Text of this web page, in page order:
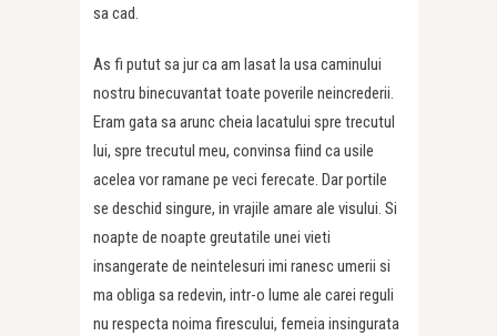
sa cad.
As fi putut sa jur ca am lasat la usa caminului
nostru binecuvantat toate poverile neincrederii.
Eram gata sa arunc cheia lacatului spre trecutul
lui, spre trecutul meu, convinsa fiind ca usile
acelea vor ramane pe veci ferecate. Dar portile
se deschid singure, in vrajile amare ale visului. Si
noapte de noapte greutatile unei vieti
insangerate de neintelesuri imi ranesc umerii si
ma obliga sa redevin, intr-o lume ale carei reguli
nu respecta noima firescului, femeia insingurata